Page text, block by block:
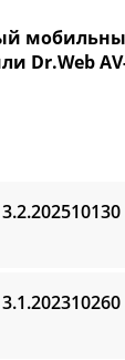
Dr.Web